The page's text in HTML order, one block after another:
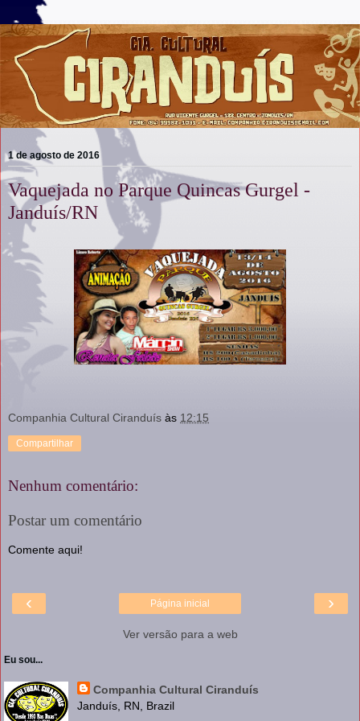
1 de agosto de 2016
Vaquejada no Parque Quincas Gurgel -
Janduís/RN
Companhia Cultural Ciranduís às 12:15
Compartilhar
Nenhum comentário:
Postar um comentário
Comente aqui!
‹ ›
Página inicial
Ver versão para a web
Eu sou...
Companhia Cultural Ciranduís
Janduís, RN, Brazil